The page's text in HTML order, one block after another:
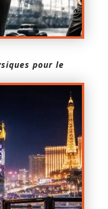
pour le